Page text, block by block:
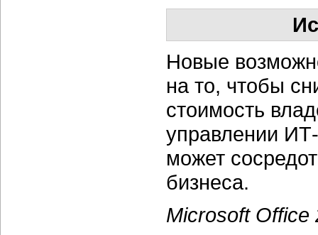
Новые
на то, чтобы
стоимость
управлении
может
бизнеса.
Microsoft Office